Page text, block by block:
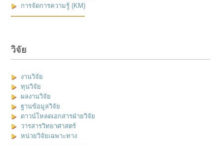
การจัดการความรู้ (KM)
วิจัย
งานวิจัย
ทุนวิจัย
ผลงานวิจัย
ฐานข้อมูลวิจัย
ดาวน์โหลดเอกสารฝ่ายวิจัย
วารสารวิทยาศาสตร์
หน่วยวิจัยเฉพาะทาง